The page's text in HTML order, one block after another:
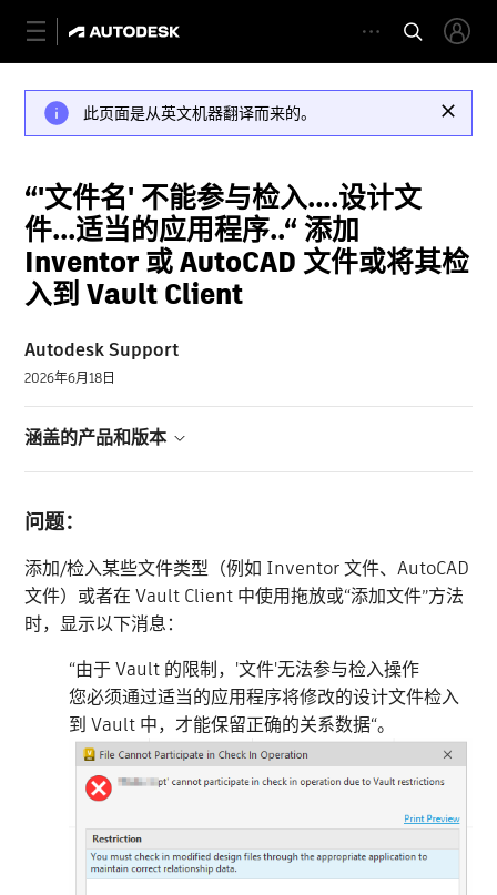
此页面是从英文机器翻译而来的。
“'文件名' 不能参与检入....设计文
件...适当的应用程序..“ 添加
Inventor 或 AutoCAD 文件或将其检
入到 Vault Client
Autodesk Support
2026年6月18日
涵盖的产品和版本
问题：
添加/检入某些文件类型（例如 Inventor 文件、AutoCAD
文件）或者在 Vault Client 中使用拖放或“添加文件”方法
时，显示以下消息：
“由于 Vault 的限制，'文件'无法参与检入操作
您必须通过适当的应用程序将修改的设计文件检入
到 Vault 中，才能保留正确的关系数据“。